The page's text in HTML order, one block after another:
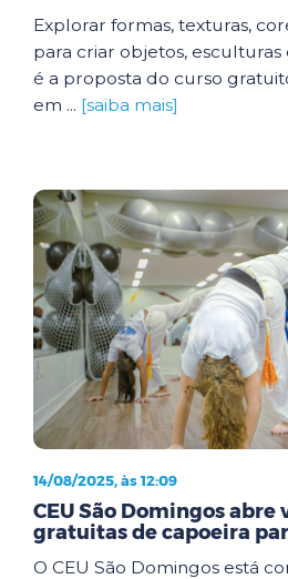
Explorar formas, texturas,
para criar objetos, esculturas
é a proposta do curso
em ... [saiba mais]
14/08/2025, às 12:09
CEU São Domingos abre
gratuitas de capoeira
O CEU São Domingos está